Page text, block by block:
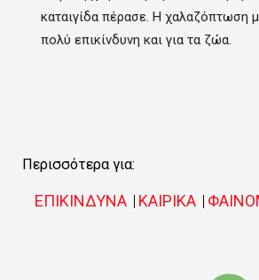
καταιγίδα πέρασε. Η χαλαζόπτωση
πολύ επικίνδυνη και για τα ζώα.
Περισσότερα για:
ΕΠΙΚΙΝΔΥΝΑ ΚΑΙΡΙΚΑ